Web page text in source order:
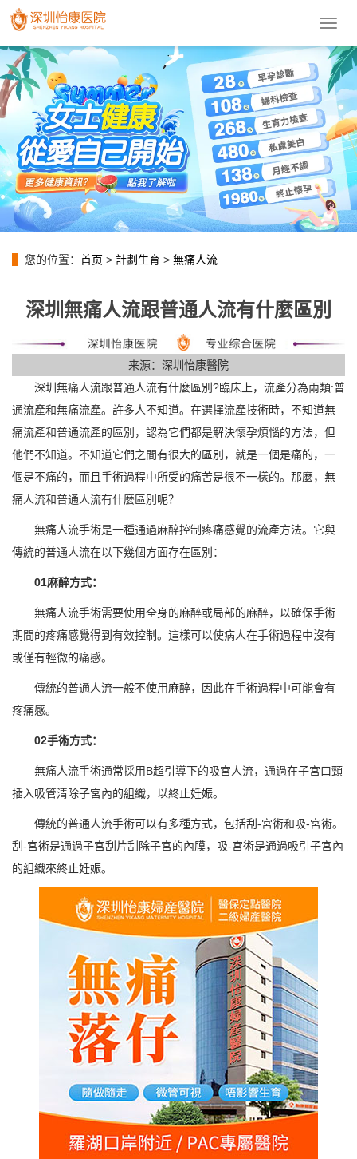
導
菜
單
您的位置： 首页 > 計劃生育 > 無痛人流
深圳無痛人流跟普通人流有什麼區別
来源：深圳怡康醫院
深圳無痛人流跟普通人流有什麼區別?臨床上，流產分為兩類:普
通流產和無痛流產。許多人不知道。在選擇流產技術時，不知道無
痛流產和普通流產的區別，認為它們都是解決懷孕煩惱的方法，但
他們不知道。不知道它們之間有很大的區別，就是一個是痛的，一
個是不痛的，而且手術過程中所受的痛苦是很不一樣的。那麼，無
痛人流和普通人流有什麼區別呢？
無痛人流手術是一種通過麻醉控制疼痛感覺的流產方法。它與
傳統的普通人流在以下幾個方面存在區別：
01麻醉方式：
無痛人流手術需要使用全身的麻醉或局部的麻醉，以確保手術
期間的疼痛感覺得到有效控制。這樣可以使病人在手術過程中沒有
或僅有輕微的痛感。
傳統的普通人流一般不使用麻醉，因此在手術過程中可能會有
疼痛感。
02手術方式：
無痛人流手術通常採用B超引導下的吸宮人流，通過在子宮口頸
插入吸管清除子宮內的組織，以終止妊娠。
傳統的普通人流手術可以有多種方式，包括刮-宮術和吸-宮術。
刮-宮術是通過子宮刮片刮除子宮的內膜，吸-宮術是通過吸引子宮內
的組織來終止妊娠。